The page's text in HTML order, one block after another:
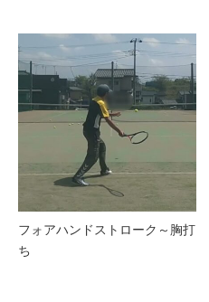
フォアハンドストローク～胸打
ち